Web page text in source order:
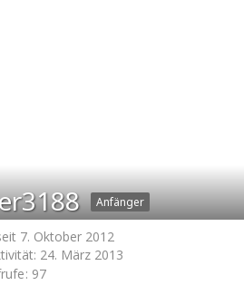
Anfänger
7. Oktober 2012
24. März 2013
97